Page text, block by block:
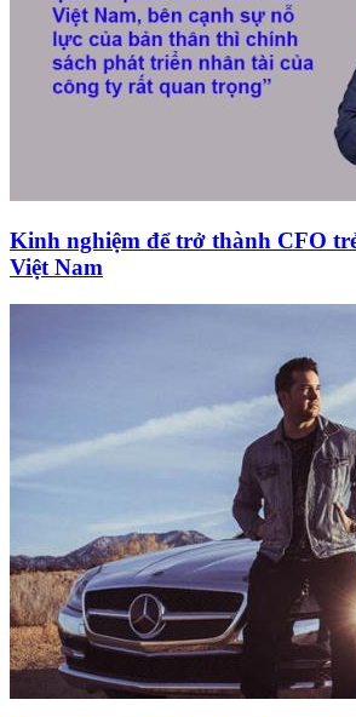
Kinh nghiệm để trở thành CFO
Việt Nam